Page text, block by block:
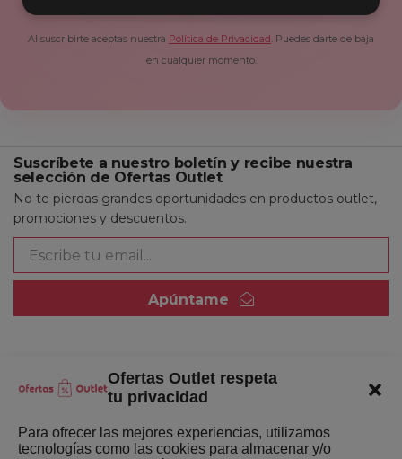
Ofertas Outlet respeta
tu privacidad
Para ofrecer las mejores experiencias, utilizamos
tecnologías como las cookies para almacenar y/o
Al suscribirte aceptas nuestra Política de Privacidad. Puedes darte de baja
en cualquier momento.
Suscríbete a nuestro boletín y recibe nuestra
selección de Ofertas Outlet
No te pierdas grandes oportunidades en productos outlet,
promociones y descuentos.
Apúntame
Quienes somos